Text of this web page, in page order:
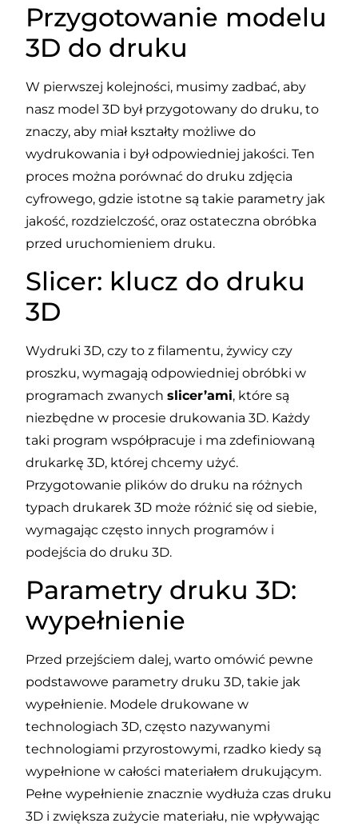
Przygotowanie modelu
3D do druku
W pierwszej kolejności, musimy zadbać, aby
nasz model 3D był przygotowany do druku, to
znaczy, aby miał kształty możliwe do
wydrukowania i był odpowiedniej jakości. Ten
proces można porównać do druku zdjęcia
cyfrowego, gdzie istotne są takie parametry jak
jakość, rozdzielczość, oraz ostateczna obróbka
przed uruchomieniem druku.
Slicer: klucz do druku
3D
Wydruki 3D, czy to z filamentu, żywicy czy
proszku, wymagają odpowiedniej obróbki w
programach zwanychslicer’ami, które są
niezbędne w procesie drukowania 3D. Każdy
taki program współpracuje i ma zdefiniowaną
drukarkę 3D, której chcemy użyć.
Przygotowanie plików do druku na różnych
typach drukarek 3D może różnić się od siebie,
wymagając często innych programów i
podejścia do druku 3D.
Parametry druku 3D:
wypełnienie
Przed przejściem dalej, warto omówić pewne
podstawowe parametry druku 3D, takie jak
wypełnienie. Modele drukowane w
technologiach 3D, często nazywanymi
technologiami przyrostowymi, rzadko kiedy są
wypełnione w całości materiałem drukującym.
Pełne wypełnienie znacznie wydłuża czas druku
3D i zwiększa zużycie materiału, nie wpływając